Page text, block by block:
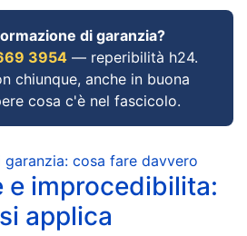
di garanzia?
3954 — reperibilità h24.
chiunque, anche in buona
cosa c'è nel fascicolo.
cosa fare davvero
e improcedibilita:
applica